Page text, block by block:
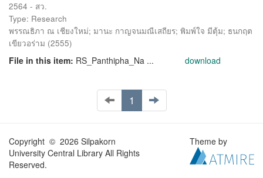
2564 - สว.
Type: Research
พรรณธิภา ณ เชียงใหม่; มานะ กาญจนมณีเสถียร; พิมพ์ใจ มีตุ้ม; ธนกฤต
เขียวอร่าม (2555)
File in this item: RS_Panthipha_Na ... download
1
Copyright © 2026 Silpakorn
University Central Library All Rights
Reserved.
Theme by